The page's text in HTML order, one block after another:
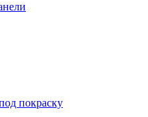
покраску